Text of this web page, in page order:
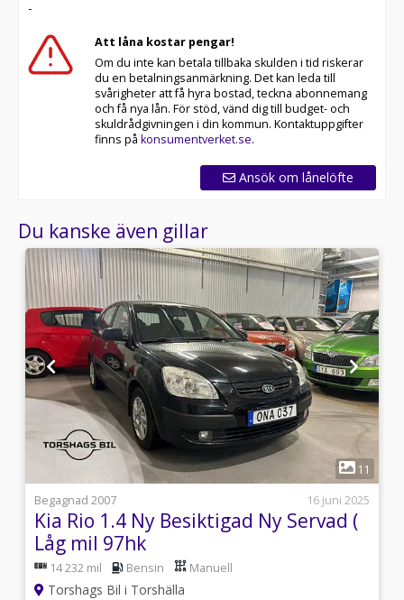
-
Att låna kostar pengar!
Om du inte kan betala tillbaka skulden i tid riskerar
du en betalningsanmärkning. Det kan leda till
svårigheter att få hyra bostad, teckna abonnemang
och få nya lån. För stöd, vänd dig till budget- och
skuldrådgivningen i din kommun. Kontaktuppgifter
finns på konsumentverket.se.
Ansök om lånelöfte
Du kanske även gillar
1
11
Begagnad 2007
16 juni 2025
Kia Rio 1.4 Ny Besiktigad Ny Servad (
Låg mil 97hk
14 232 mil Bensin Manuell
Torshags Bil i Torshälla